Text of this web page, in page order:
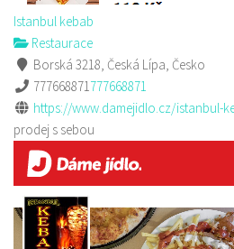
Istanbul kebab
Restaurace
Borská 3218, Česká Lípa, Česko
777668871777668871
https://www.damejidlo.cz/istanbul-
prodej s sebou